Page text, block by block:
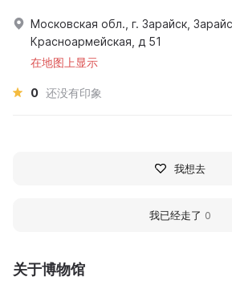
关于博物馆
Московская обл., г. Зарайск,
Красноармейская, д 51
在地图上显示
0 还没有印象
我想去
我已经走了 0